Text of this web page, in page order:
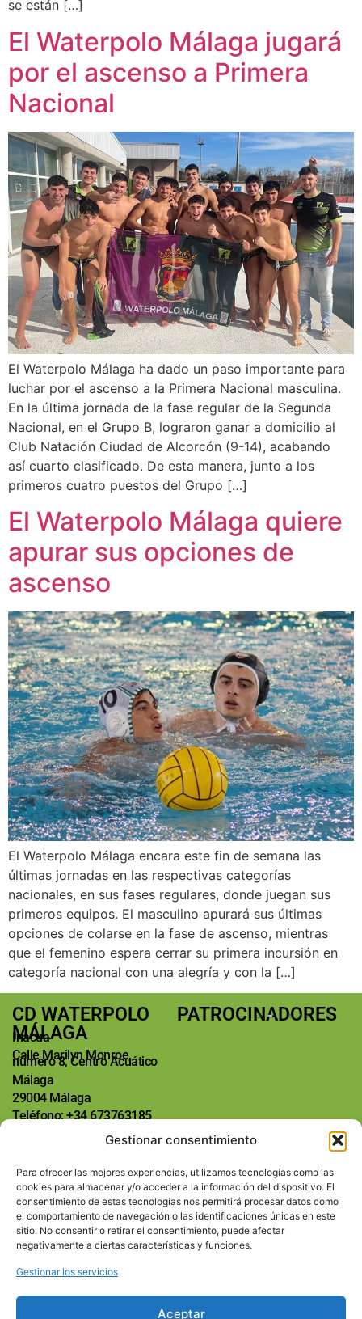
Gestionar consentimiento
Para ofrecer las mejores experiencias, utilizamos tecnologías como las
cookies para almacenar y/o acceder a la información del dispositivo. El
consentimiento de estas tecnologías nos permitirá procesar datos como
el comportamiento de navegación o las identificaciones únicas en este
sitio. No consentir o retirar el consentimiento, puede afectar
negativamente a ciertas características y funciones.
Gestionar los servicios
Aceptar
se están […]
El Waterpolo Málaga jugará
por el ascenso a Primera
Nacional
El Waterpolo Málaga ha dado un paso importante para
luchar por el ascenso a la Primera Nacional masculina.
En la última jornada de la fase regular de la Segunda
Nacional, en el Grupo B, lograron ganar a domicilio al
Club Natación Ciudad de Alcorcón (9-14), acabando
así cuarto clasificado. De esta manera, junto a los
primeros cuatro puestos del Grupo […]
El Waterpolo Málaga quiere
apurar sus opciones de
ascenso
El Waterpolo Málaga encara este fin de semana las
últimas jornadas en las respectivas categorías
nacionales, en sus fases regulares, donde juegan sus
primeros equipos. El masculino apurará sus últimas
opciones de colarse en la fase de ascenso, mientras
que el femenino espera cerrar su primera incursión en
categoría nacional con una alegría y con la […]
CD WATERPOLO
MÁLAGA
Inacua
Calle Marilyn Monroe,
número 8, Centro Acuático
Málaga
29004 Málaga
Teléfono: +34 673763185
info@waterpolomalaga.es
SECCIONES
Inicio
Calendario
Equipos
Club
Contacto
PATROCINADORES
Club Deportivo Waterpolo Málaga | Copyright © | Todos los